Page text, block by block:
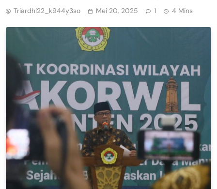
Triardhi22_k944y3so Mei 20, 2025 1 4 Mins